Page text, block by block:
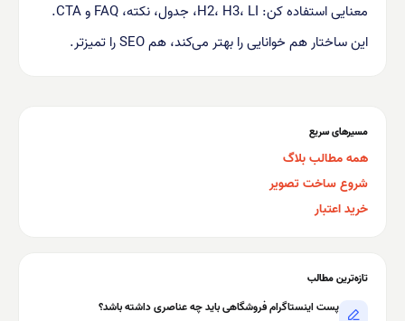
معنایی استفاده کن: H2، H3، LI، جدول، نکته، FAQ و CTA.
این ساختار هم خوانایی را بهتر می‌کند، هم SEO را تمیزتر.
مسیرهای سریع
همه مطالب بلاگ
شروع ساخت تصویر
خرید اعتبار
تازه‌ترین مطالب
پست اینستاگرام فروشگاهی باید چه عناصری داشته باشد؟